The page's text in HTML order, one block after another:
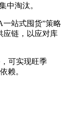
中淘汰。
一站式囤货”策略
应链，以应对库
可实现旺季
赖。